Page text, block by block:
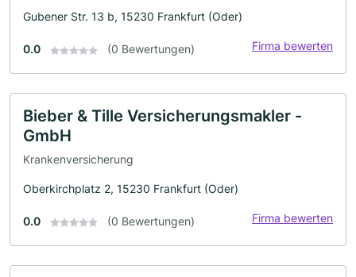
Gubener Str. 13 b, 15230 Frankfurt (Oder)
0.0 (0 Bewertungen) Firma bewerten
Bieber & Tille Versicherungsmakler -
GmbH
Krankenversicherung
Oberkirchplatz 2, 15230 Frankfurt (Oder)
0.0 (0 Bewertungen) Firma bewerten